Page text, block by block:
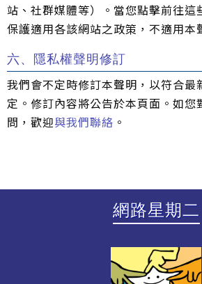
站、社群媒體等）。當您點擊前往這
保護適用各該網站之政策，不適用本
六、隱私權聲明修訂
我們會不定時修訂本聲明，以符合最
定。修訂內容將公告於本頁面。如您
問，歡迎與我們聯絡 。
網路星期二